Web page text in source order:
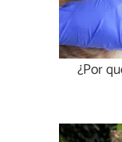
¿Por